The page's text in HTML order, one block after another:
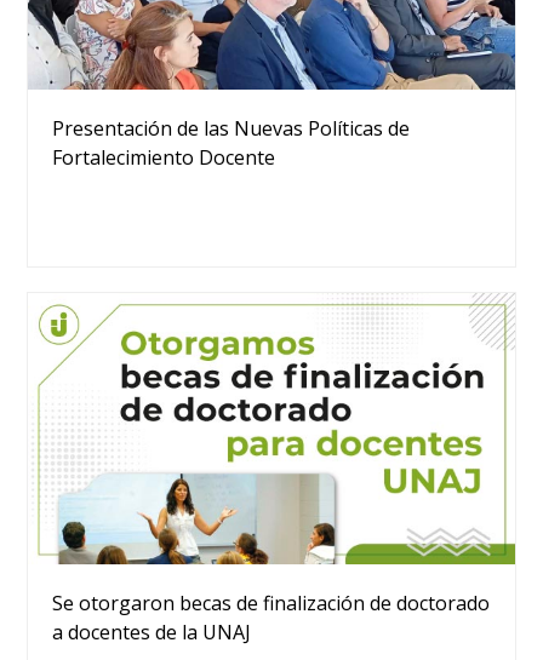
Presentación de las Nuevas Políticas de
Fortalecimiento Docente
Se otorgaron becas de finalización de doctorado
a docentes de la UNAJ